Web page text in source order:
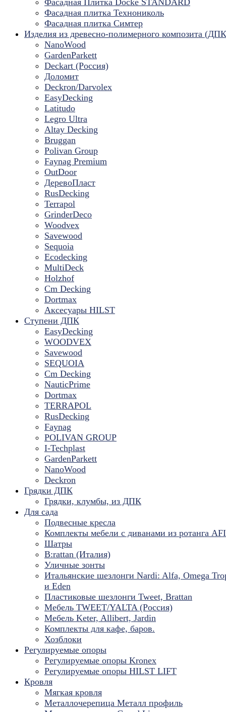
Фасадная Плитка Docke STANDARD
Фасадная плитка Технониколь
Фасадная плитка Симтер
Изделия из древесно-полимерного композита
NanoWood
GardenParkett
Deckart (Россия)
Доломит
Deckron/Darvolex
EasyDecking
Latitudo
Legro Ultra
Altay Decking
Bruggan
Polivan Group
Faynag Premium
OutDoor
ДеревоПласт
RusDecking
Terrapol
GrinderDeco
Woodvex
Savewood
Sequoia
Ecodecking
MultiDeck
Holzhof
Cm Decking
Dortmax
Аксесуары HILST
Ступени ДПК
EasyDecking
WOODVEX
Savewood
SEQUOIA
Cm Decking
NauticPrime
Dortmax
TERRAPOL
RusDecking
Faynag
POLIVAN GROUP
I-Techplast
GardenParkett
NanoWood
Deckron
Грядки ДПК
Грядки, клумбы, из ДПК
Для сада
Подвесные кресла
Комплекты мебели с диванами из ротанга
Шатры
B:rattan (Италия)
Уличные зонты
Итальянские шезлонги Nardi: Alfa, Omega
и Eden
Пластиковые шезлонги Tweet, Brattan
Мебель TWEET/YALTA (Россия)
Мебель Keter, Allibert, Jardin
Комплекты для кафе, баров.
Хозблоки
Регулируемые опоры
Регулируемые опоры Kronex
Регулируемые опоры HILST LIFT
Кровля
Мягкая кровля
Металлочерепица Металл профиль